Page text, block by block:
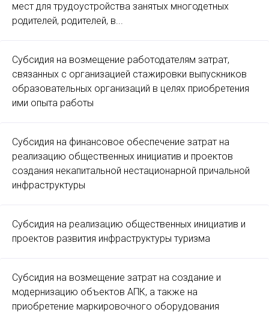
мест для трудоустройства занятых многодетных
родителей, родителей, в...
Субсидия на возмещение работодателям затрат,
связанных с организацией стажировки выпускников
образовательных организаций в целях приобретения
ими опыта работы
Субсидия на финансовое обеспечение затрат на
реализацию общественных инициатив и проектов
создания некапитальной нестационарной причальной
инфраструктуры
Субсидия на реализацию общественных инициатив и
проектов развития инфраструктуры туризма
Субсидия на возмещение затрат на создание и
модернизацию объектов АПК, а также на
приобретение маркировочного оборудования